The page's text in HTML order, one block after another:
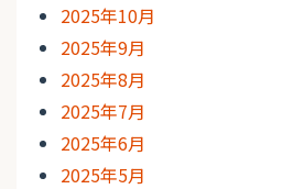
2025年10月
2025年9月
2025年8月
2025年7月
2025年6月
2025年5月